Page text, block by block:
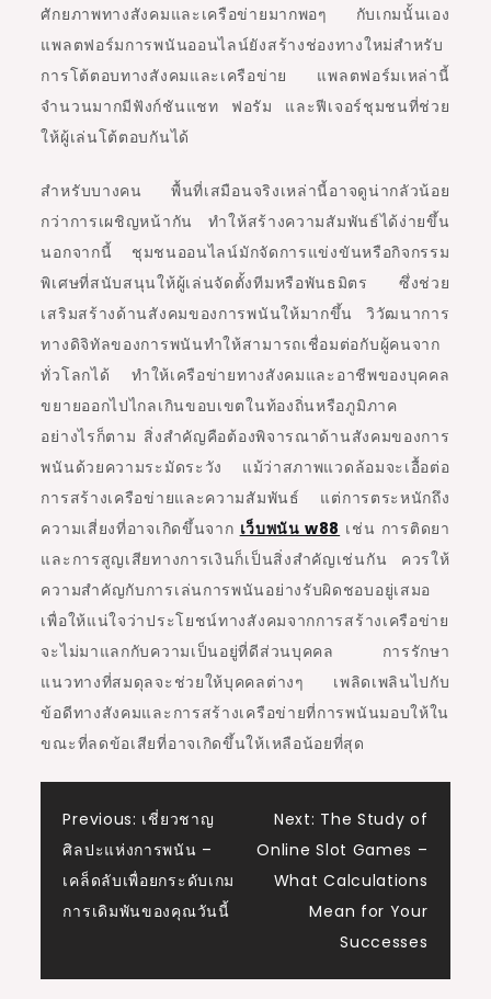
ศักยภาพทางสังคมและเครือข่ายมากพอๆ กับเกมนั้นเอง
แพลตฟอร์มการพนันออนไลน์ยังสร้างช่องทางใหม่สำหรับ
การโต้ตอบทางสังคมและเครือข่าย แพลตฟอร์มเหล่านี้
จำนวนมากมีฟังก์ชันแชท ฟอรัม และฟีเจอร์ชุมชนที่ช่วย
ให้ผู้เล่นโต้ตอบกันได้
สำหรับบางคน พื้นที่เสมือนจริงเหล่านี้อาจดูน่ากลัวน้อย
กว่าการเผชิญหน้ากัน ทำให้สร้างความสัมพันธ์ได้ง่ายขึ้น
นอกจากนี้ ชุมชนออนไลน์มักจัดการแข่งขันหรือกิจกรรม
พิเศษที่สนับสนุนให้ผู้เล่นจัดตั้งทีมหรือพันธมิตร ซึ่งช่วย
เสริมสร้างด้านสังคมของการพนันให้มากขึ้น วิวัฒนาการ
ทางดิจิทัลของการพนันทำให้สามารถเชื่อมต่อกับผู้คนจาก
ทั่วโลกได้ ทำให้เครือข่ายทางสังคมและอาชีพของบุคคล
ขยายออกไปไกลเกินขอบเขตในท้องถิ่นหรือภูมิภาค
อย่างไรก็ตาม สิ่งสำคัญคือต้องพิจารณาด้านสังคมของการ
พนันด้วยความระมัดระวัง แม้ว่าสภาพแวดล้อมจะเอื้อต่อ
การสร้างเครือข่ายและความสัมพันธ์ แต่การตระหนักถึง
ความเสี่ยงที่อาจเกิดขึ้นจาก เว็บพนัน w88 เช่น การติดยา
และการสูญเสียทางการเงินก็เป็นสิ่งสำคัญเช่นกัน ควรให้
ความสำคัญกับการเล่นการพนันอย่างรับผิดชอบอยู่เสมอ
เพื่อให้แน่ใจว่าประโยชน์ทางสังคมจากการสร้างเครือข่าย
จะไม่มาแลกกับความเป็นอยู่ที่ดีส่วนบุคคล การรักษา
แนวทางที่สมดุลจะช่วยให้บุคคลต่างๆ เพลิดเพลินไปกับ
ข้อดีทางสังคมและการสร้างเครือข่ายที่การพนันมอบให้ใน
ขณะที่ลดข้อเสียที่อาจเกิดขึ้นให้เหลือน้อยที่สุด
Post
navigation
Previous: เชี่ยวชาญ
ศิลปะแห่งการพนัน –
เคล็ดลับเพื่อยกระดับเกม
การเดิมพันของคุณวันนี้
Next: The Study of
Online Slot Games –
What Calculations
Mean for Your
Successes